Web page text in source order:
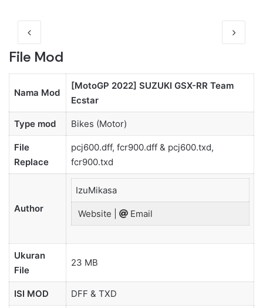
File Mod
Nama Mod
[MotoGP 2022] SUZUKI GSX-RR Team
Ecstar
Type mod Bikes (Motor)
File
Replace
pcj600.dff, fcr900.dff & pcj600.txd,
fcr900.txd
Author
IzuMikasa
Website Email
Ukuran
File
23 MB
ISI MOD DFF & TXD